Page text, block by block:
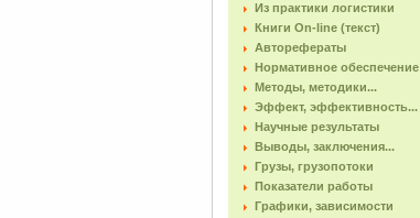
Из практики логистики
Книги On-line (текст)
Авторефераты
Нормативное обеспечение
Методы, методики...
Эффект, эффективность...
Научные результаты
Выводы, заключения...
Грузы, грузопотоки
Показатели работы
Графики, зависимости